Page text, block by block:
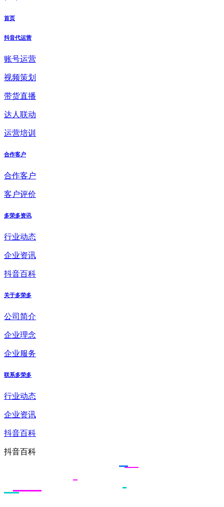
首页
抖音代运营
账号运营
视频策划
带货直播
达人联动
运营培训
合作客户
合作客户
客户评价
多荣多资讯
行业动态
企业资讯
抖音百科
关于多荣多
公司简介
企业理念
企业服务
联系多荣多
行业动态
企业资讯
抖音百科
抖音百科